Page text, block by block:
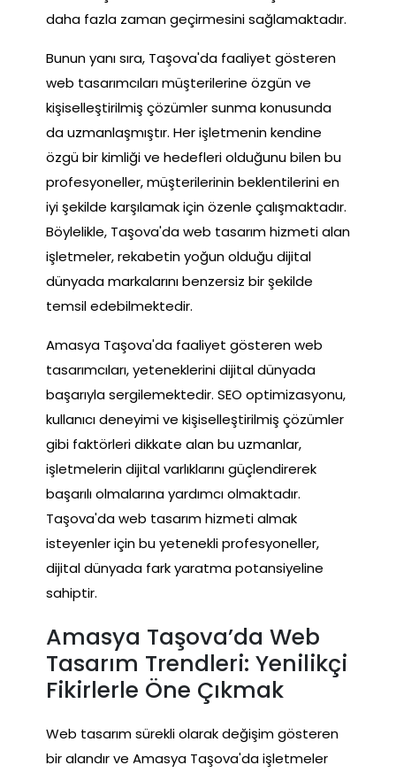
daha fazla zaman geçirmesini sağlamaktadır.
Bunun yanı sıra, Taşova'da faaliyet gösteren
web tasarımcıları müşterilerine özgün ve
kişiselleştirilmiş çözümler sunma konusunda
da uzmanlaşmıştır. Her işletmenin kendine
özgü bir kimliği ve hedefleri olduğunu bilen bu
profesyoneller, müşterilerinin beklentilerini en
iyi şekilde karşılamak için özenle çalışmaktadır.
Böylelikle, Taşova'da web tasarım hizmeti alan
işletmeler, rekabetin yoğun olduğu dijital
dünyada markalarını benzersiz bir şekilde
temsil edebilmektedir.
Amasya Taşova'da faaliyet gösteren web
tasarımcıları, yeteneklerini dijital dünyada
başarıyla sergilemektedir. SEO optimizasyonu,
kullanıcı deneyimi ve kişiselleştirilmiş çözümler
gibi faktörleri dikkate alan bu uzmanlar,
işletmelerin dijital varlıklarını güçlendirerek
başarılı olmalarına yardımcı olmaktadır.
Taşova'da web tasarım hizmeti almak
isteyenler için bu yetenekli profesyoneller,
dijital dünyada fark yaratma potansiyeline
sahiptir.
Amasya Taşova’da Web
Tasarım Trendleri: Yenilikçi
Fikirlerle Öne Çıkmak
Web tasarım sürekli olarak değişim gösteren
bir alandır ve Amasya Taşova'da işletmeler